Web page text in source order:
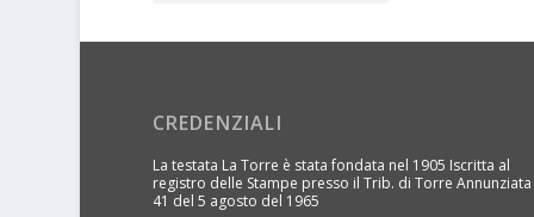
CREDENZIALI
La testata La Torre è stata fondata nel 1905 Iscritta al
registro delle Stampe presso il Trib. di Torre
41 del 5 agosto del 1965